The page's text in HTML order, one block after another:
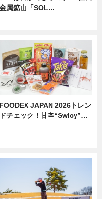
金属鉱山「SOL…
FOODEX JAPAN 2026トレン
ドチェック！甘辛“Swicy”…